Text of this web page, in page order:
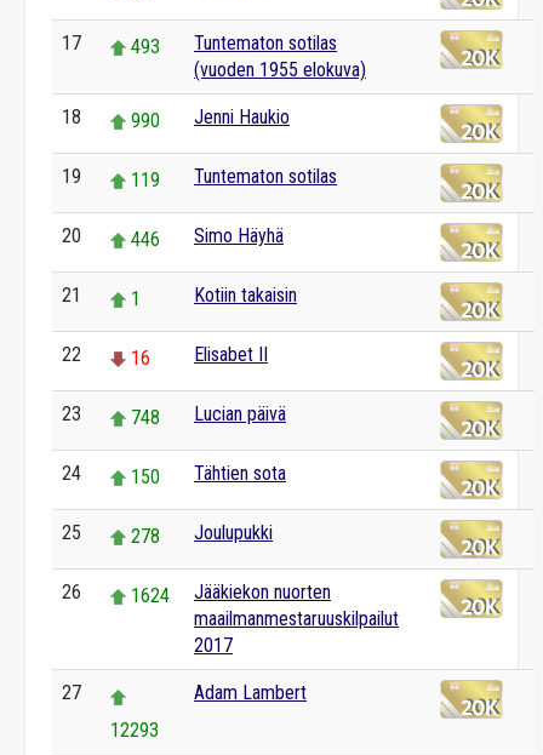
17 493
Tuntematon sotilas
(vuoden 1955 elokuva)
18 990 Jenni Haukio
19 119 Tuntematon sotilas
20 446 Simo Häyhä
21 1 Kotiin takaisin
22 16 Elisabet II
23 748 Lucian päivä
24 150 Tähtien sota
25 278 Joulupukki
26 1624
Jääkiekon nuorten
maailmanmestaruuskilpailut
2017
27
12293
Adam Lambert